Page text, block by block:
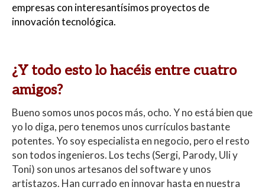
empresas con interesantísimos proyectos de
innovación tecnológica.
¿Y todo esto lo hacéis entre cuatro
amigos?
Bueno somos unos pocos más, ocho. Y no está bien que
yo lo diga, pero tenemos unos currículos bastante
potentes. Yo soy especialista en negocio, pero el resto
son todos ingenieros. Los techs (Sergi, Parody, Uli y
Toni) son unos artesanos del software y unos
artistazos. Han currado en innovar hasta en nuestra